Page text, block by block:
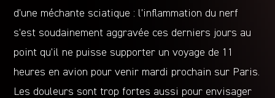
d’une méchante sciatique : l’inflammation du nerf
s’est soudainement aggravée ces derniers jours au
point qu’il ne puisse supporter un voyage de 11
heures en avion pour venir mardi prochain sur Paris.
Les douleurs sont trop fortes aussi pour envisager